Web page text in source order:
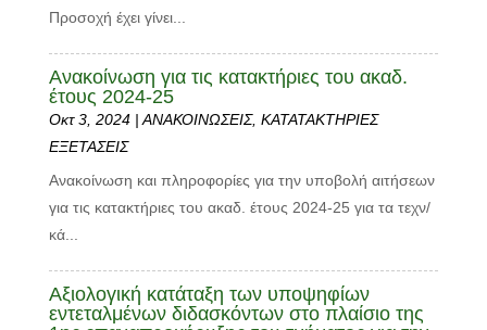
Προσοχή έχει γίνει...
Ανακοίνωση για τις κατακτήριες του ακαδ.
έτους 2024-25
Οκτ 3, 2024| ΑΝΑΚΟΙΝΩΣΕΙΣ, ΚΑΤΑΤΑΚΤΗΡΙΕΣ
ΕΞΕΤΑΣΕΙΣ
Ανακοίνωση και πληροφορίες για την υποβολή αιτήσεων
για τις κατακτήριες του ακαδ. έτους 2024-25 για τα τεχν/
κά...
Aξιολογική κατάταξη των υποψηφίων
εντεταλμένων διδασκόντων στο πλαίσιο της